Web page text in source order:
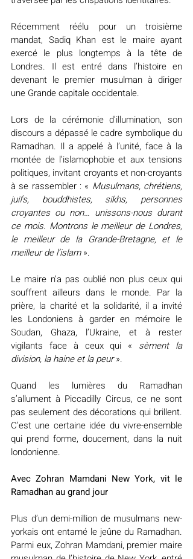
Récemment réélu pour un troisième
mandat, Sadiq Khan est le maire ayant
exercé le plus longtemps à la tête de
Londres. Il est entré dans l’histoire en
devenant le premier musulman à diriger
une Grande capitale occidentale.
Lors de la cérémonie d’illumination, son
discours a dépassé le cadre symbolique du
Ramadhan. Il a appelé à l’unité, face à la
montée de l’islamophobie et aux tensions
politiques, invitant croyants et non-croyants
à se rassembler : « Musulmans, chrétiens,
juifs, bouddhistes, sikhs, personnes
croyantes ou non… unissons-nous durant
ce mois. Montrons le meilleur de Londres,
le meilleur de la Grande-Bretagne, et le
meilleur de l’islam ».
Le maire n’a pas oublié non plus ceux qui
souffrent ailleurs dans le monde. Par la
prière, la charité et la solidarité, il a invité
les Londoniens à garder en mémoire le
Soudan, Ghaza, l’Ukraine, et à rester
vigilants face à ceux qui « sèment la
division, la haine et la peur ».
Quand les lumières du Ramadhan
s’allument à Piccadilly Circus, ce ne sont
pas seulement des décorations qui brillent.
C’est une certaine idée du vivre-ensemble
qui prend forme, doucement, dans la nuit
londonienne.
Avec Zohran Mamdani New York, vit le
Ramadhan au grand jour
Plus d’un demi-million de musulmans new-
yorkais ont entamé le jeûne du Ramadhan.
Parmi eux, Zohran Mamdani, premier maire